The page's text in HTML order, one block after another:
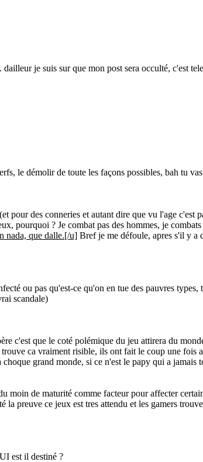
je suis sur que mon post sera occulté, c'est
le démolir de toute les façons possibles, bah tu
pour des conneries et autant dire que vu l'age c'est
pourquoi ? Je combat pas des hommes, je
nada, que dalle.[/u] Bref je me défoule, apres s'il y a
ou pas qu'est-ce qu'on en tue des pauvres types,
scandale)
c'est que le coté polémique du jeu attirera du
ca vraiment risible, ils ont fait le coup une fois
grand monde, si ce n'est le papy qui a jamais
moin de maturité comme facteur pour affecter
preuve ce jeux est tres attendu et les gamers
est il destiné ?